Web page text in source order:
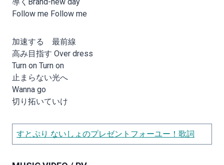
Follow me Follow me
加速する 最前線
高み目指す Over dress
Turn on Turn on
止まらない光へ
Wanna go
切り拓いていけ
すとぷり ないしょのプレゼントフォーユー！歌詞